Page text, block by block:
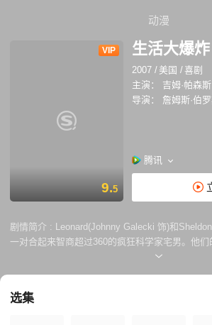
动漫
VIP
9.5
生活大爆
2007 / 美国 /喜剧
主演：
吉姆·帕森斯
导演：
詹姆斯·伯
腾讯
剧情简介 :
Leonard(Johnny Galecki 饰)和
一对合起来智商超过360的疯狂科学家宅男。他们
的Wolowitz（Simon Helberg 饰）和从来不和女
间“爆炸”开来。
选集